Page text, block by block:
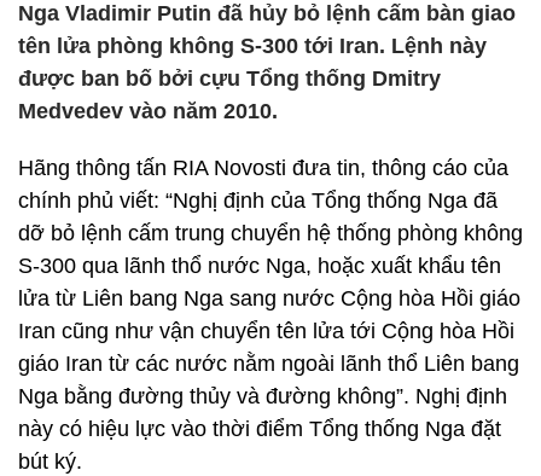
Nga Vladimir Putin đã hủy bỏ lệnh cấm bàn giao
tên lửa phòng không S-300 tới Iran. Lệnh này
được ban bố bởi cựu Tổng thống Dmitry
Medvedev vào năm 2010.
Hãng thông tấn RIA Novosti đưa tin, thông cáo của
chính phủ viết: “Nghị định của Tổng thống Nga đã
dỡ bỏ lệnh cấm trung chuyển hệ thống phòng không
S-300 qua lãnh thổ nước Nga, hoặc xuất khẩu tên
lửa từ Liên bang Nga sang nước Cộng hòa Hồi giáo
Iran cũng như vận chuyển tên lửa tới Cộng hòa Hồi
giáo Iran từ các nước nằm ngoài lãnh thổ Liên bang
Nga bằng đường thủy và đường không”. Nghị định
này có hiệu lực vào thời điểm Tổng thống Nga đặt
bút ký.